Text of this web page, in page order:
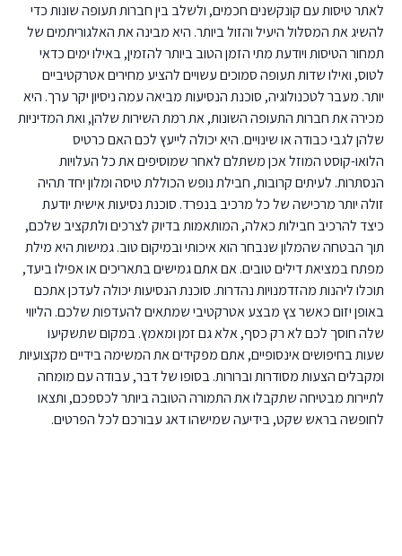
לאתר טיסות עם קונקשנים חכמים, ולשלב בין חברות תעופה שונות כדי
להשיג את המסלול היעיל והזול ביותר. היא מבינה את האלגוריתמים של
תמחור הטיסות ויודעת מתי הזמן הטוב ביותר להזמין, באילו ימים כדאי
לטוס, ואילו שדות תעופה סמוכים עשויים להציע מחירים אטרקטיביים
יותר. מעבר לטכנולוגיה, סוכנת הנסיעות מביאה עמה ניסיון יקר ערך. היא
מכירה את חברות התעופה השונות, את רמת השירות שלהן, ואת המדיניות
שלהן לגבי כבודה או שינויים. היא יכולה לייעץ לכם האם כרטיס
הלואו-קוסט המוזל אכן משתלם לאחר שמוסיפים את כל העלויות
הנסתרות. לעיתים קרובות, חבילת נופש הכוללת טיסה ומלון יחד תהיה
זולה יותר מרכישה של כל מרכיב בנפרד. סוכנת נסיעות אישית יודעת
כיצד להרכיב חבילות כאלה, המותאמות בדיוק לצרכים ולתקציב שלכם,
תוך הבטחה שהמלון שנבחר הוא איכותי ובמיקום טוב. גמישות היא מילת
מפתח במציאת דילים טובים. אם אתם גמישים בתאריכים או אפילו ביעד,
תוכלו ליהנות מהזדמנויות נהדרות. סוכנת הנסיעות יכולה לעדכן אתכם
באופן יזום כאשר צץ מבצע אטרקטיבי שמתאים להעדפות שלכם. הליווי
שלה חוסך לכם לא רק כסף, אלא גם זמן ומאמץ. במקום שתשקיעו
שעות בחיפושים אינסופיים, אתם מפקידים את המשימה בידיים מקצועיות
ומקבלים הצעות מסודרות וברורות. בסופו של דבר, עבודה עם מומחה
לתיירות מבטיחה שתקבלו את התמורה הטובה ביותר לכספכם, ותצאו
לחופשה בראש שקט, בידיעה שמישהו דאג עבורכם לכל הפרטים.